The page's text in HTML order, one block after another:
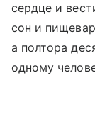
сердце и
сон и
а полтора
одному